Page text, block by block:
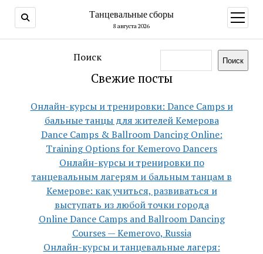
Танцевальные сборы
8 августа 2026
меню
Поиск Поиск
Свежие посты
Онлайн-курсы и тренировки: Dance Camps и
бальные танцы для жителей Кемерова
Dance Camps & Ballroom Dancing Online:
Training Options for Kemerovo Dancers
Онлайн-курсы и тренировки по
танцевальным лагерям и бальным танцам в
Кемерове: как учиться, развиваться и
выступать из любой точки города
Online Dance Camps and Ballroom Dancing
Courses — Kemerovo, Russia
Онлайн-курсы и танцевальные лагеря: